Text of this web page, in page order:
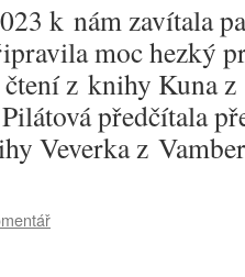
k nám zavítala
moc hezký
z knihy Kuna
předčítala
Veverka z